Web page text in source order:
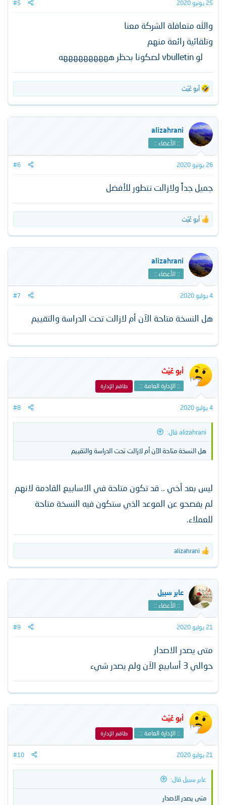
25 يونيو 2020 #5
والله متعافلة الشركة معنا
وتلقائية رائعة منهم
لو vbulletin لصكونا بحظر ههههههههههه​
ا
ف
ا
ع
ل
:
أبو غَيْث
alizahrani
:: الأعضاء ::
26 يونيو 2020 #6
جميل جداً ولازالت تتطور للأفضل
ا
ف
ا
ع
ل
أبو غَيْث
alizahrani
:: الأعضاء ::
4 يوليو 2020 #7
هل النسخة متاحة الآن أم لازالت تحت الدراسة والتقييم
أبو غَيْث
:: الإدارة العامة :: طاقم الإدارة
4 يوليو 2020 #8
alizahrani قال:
هل النسخة متاحة الآن أم لازالت تحت الدراسة والتقييم
ليس بعد أخي .. قد تكون متاحة في الاسابيع القادمة لانهم
لم يفصحو عن الموعد الذي ستكون فيه النسخة متاحة
للعملاء.
ا
ف
ا
ع
ل
:
alizahrani
عابر سبيل
:: الأعضاء ::
21 يوليو 2020 #9
متى يصدر الاصدار
حوالي 3 أسابيع الآن ولم يصدر شيء
أبو غَيْث
:: الإدارة العامة :: طاقم الإدارة
21 يوليو 2020 #10
عابر سبيل قال:
متى يصدر الاصدار